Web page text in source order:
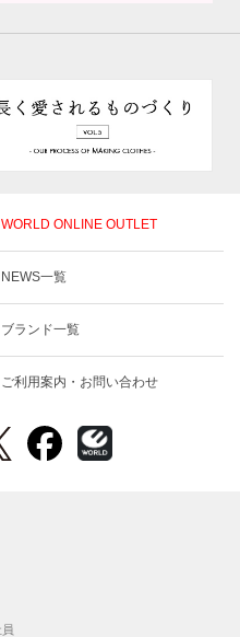
WORLD ONLINE OUTLET
NEWS一覧
ブランド一覧
ご利用案内・お問い合わせ